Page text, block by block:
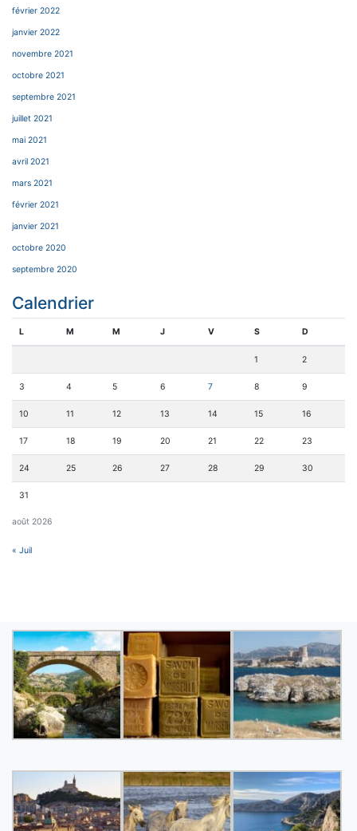
février 2022
janvier 2022
novembre 2021
octobre 2021
septembre 2021
juillet 2021
mai 2021
avril 2021
mars 2021
février 2021
janvier 2021
octobre 2020
septembre 2020
Calendrier
août 2026
L M M J V S D
1 2
3 4 5 6 7 8 9
10 11 12 13 14 15 16
17 18 19 20 21 22 23
24 25 26 27 28 29 30
31
« Juil